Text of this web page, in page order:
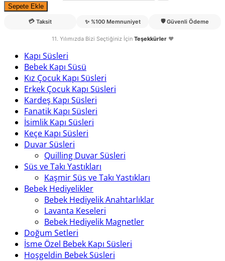
Sepete Ekle
💳 Taksit ✨ %100 Memnuniyet 🛡️ Güvenli Ödeme
11. Yılımızda Bizi Seçtiğiniz İçin Teşekkürler❤️
Kapı Süsleri
Bebek Kapı Süsü
Kız Çocuk Kapı Süsleri
Erkek Çocuk Kapı Süsleri
Kardeş Kapı Süsleri
Fanatik Kapı Süsleri
İsimlik Kapı Süsleri
Keçe Kapı Süsleri
Duvar Süsleri
Quilling Duvar Süsleri
Süs ve Takı Yastıkları
Kaşmir Süs ve Takı Yastıkları
Bebek Hediyelikler
Bebek Hediyelik Anahtarlıklar
Lavanta Keseleri
Bebek Hediyelik Magnetler
Doğum Setleri
İsme Özel Bebek Kapı Süsleri
Hoşgeldin Bebek Süsleri